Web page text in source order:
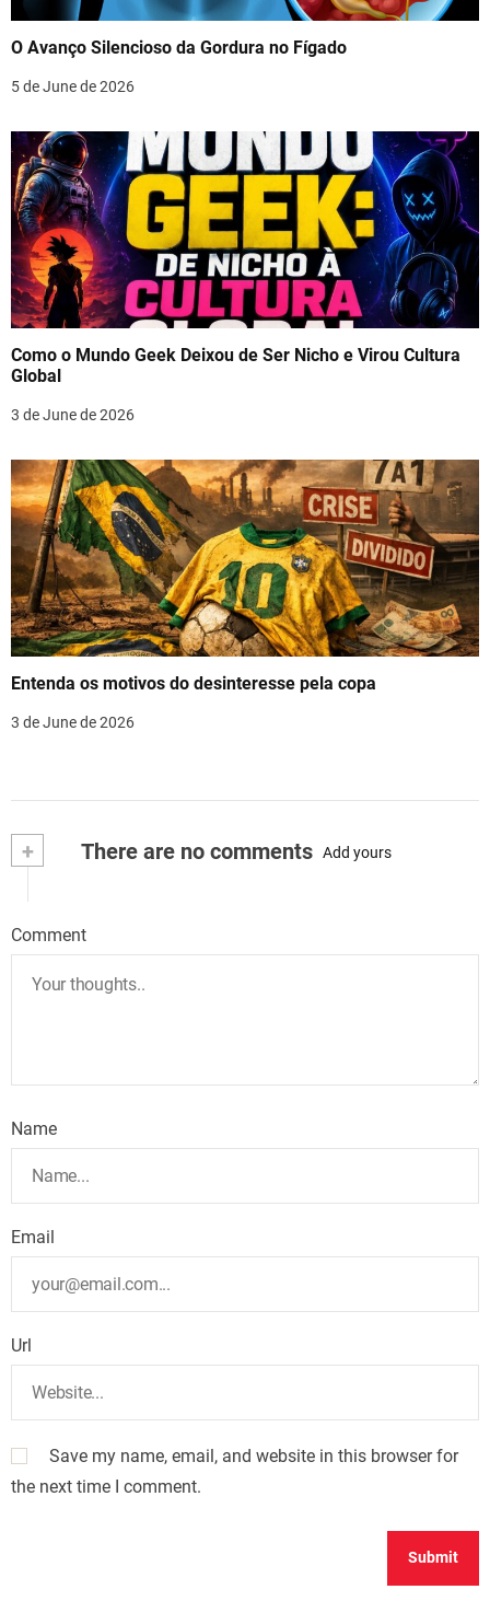
O Avanço Silencioso da Gordura no Fígado
5 de June de 2026
Como o Mundo Geek Deixou de Ser Nicho e Virou Cultura
Global
3 de June de 2026
Entenda os motivos do desinteresse pela copa
3 de June de 2026
+ There are no comments Add yours
Comment
Name
Email
Url
Save my name, email, and website in this browser for
the next time I comment.